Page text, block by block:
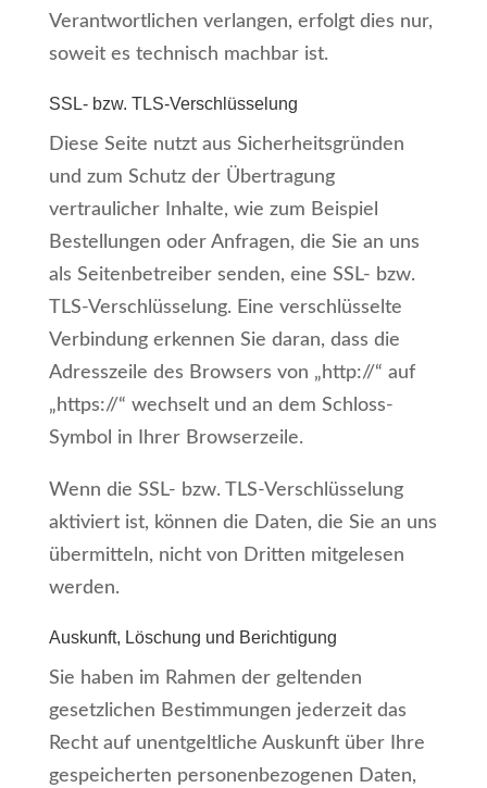
Verantwortlichen verlangen, erfolgt dies nur,
soweit es technisch machbar ist.
SSL- bzw. TLS-Verschlüsselung
Diese Seite nutzt aus Sicherheitsgründen
und zum Schutz der Übertragung
vertraulicher Inhalte, wie zum Beispiel
Bestellungen oder Anfragen, die Sie an uns
als Seitenbetreiber senden, eine SSL- bzw.
TLS-Verschlüsselung. Eine verschlüsselte
Verbindung erkennen Sie daran, dass die
Adresszeile des Browsers von „http://“ auf
„https://“ wechselt und an dem Schloss-
Symbol in Ihrer Browserzeile.
Wenn die SSL- bzw. TLS-Verschlüsselung
aktiviert ist, können die Daten, die Sie an uns
übermitteln, nicht von Dritten mitgelesen
werden.
Auskunft, Löschung und Berichtigung
Sie haben im Rahmen der geltenden
gesetzlichen Bestimmungen jederzeit das
Recht auf unentgeltliche Auskunft über Ihre
gespeicherten personenbezogenen Daten,